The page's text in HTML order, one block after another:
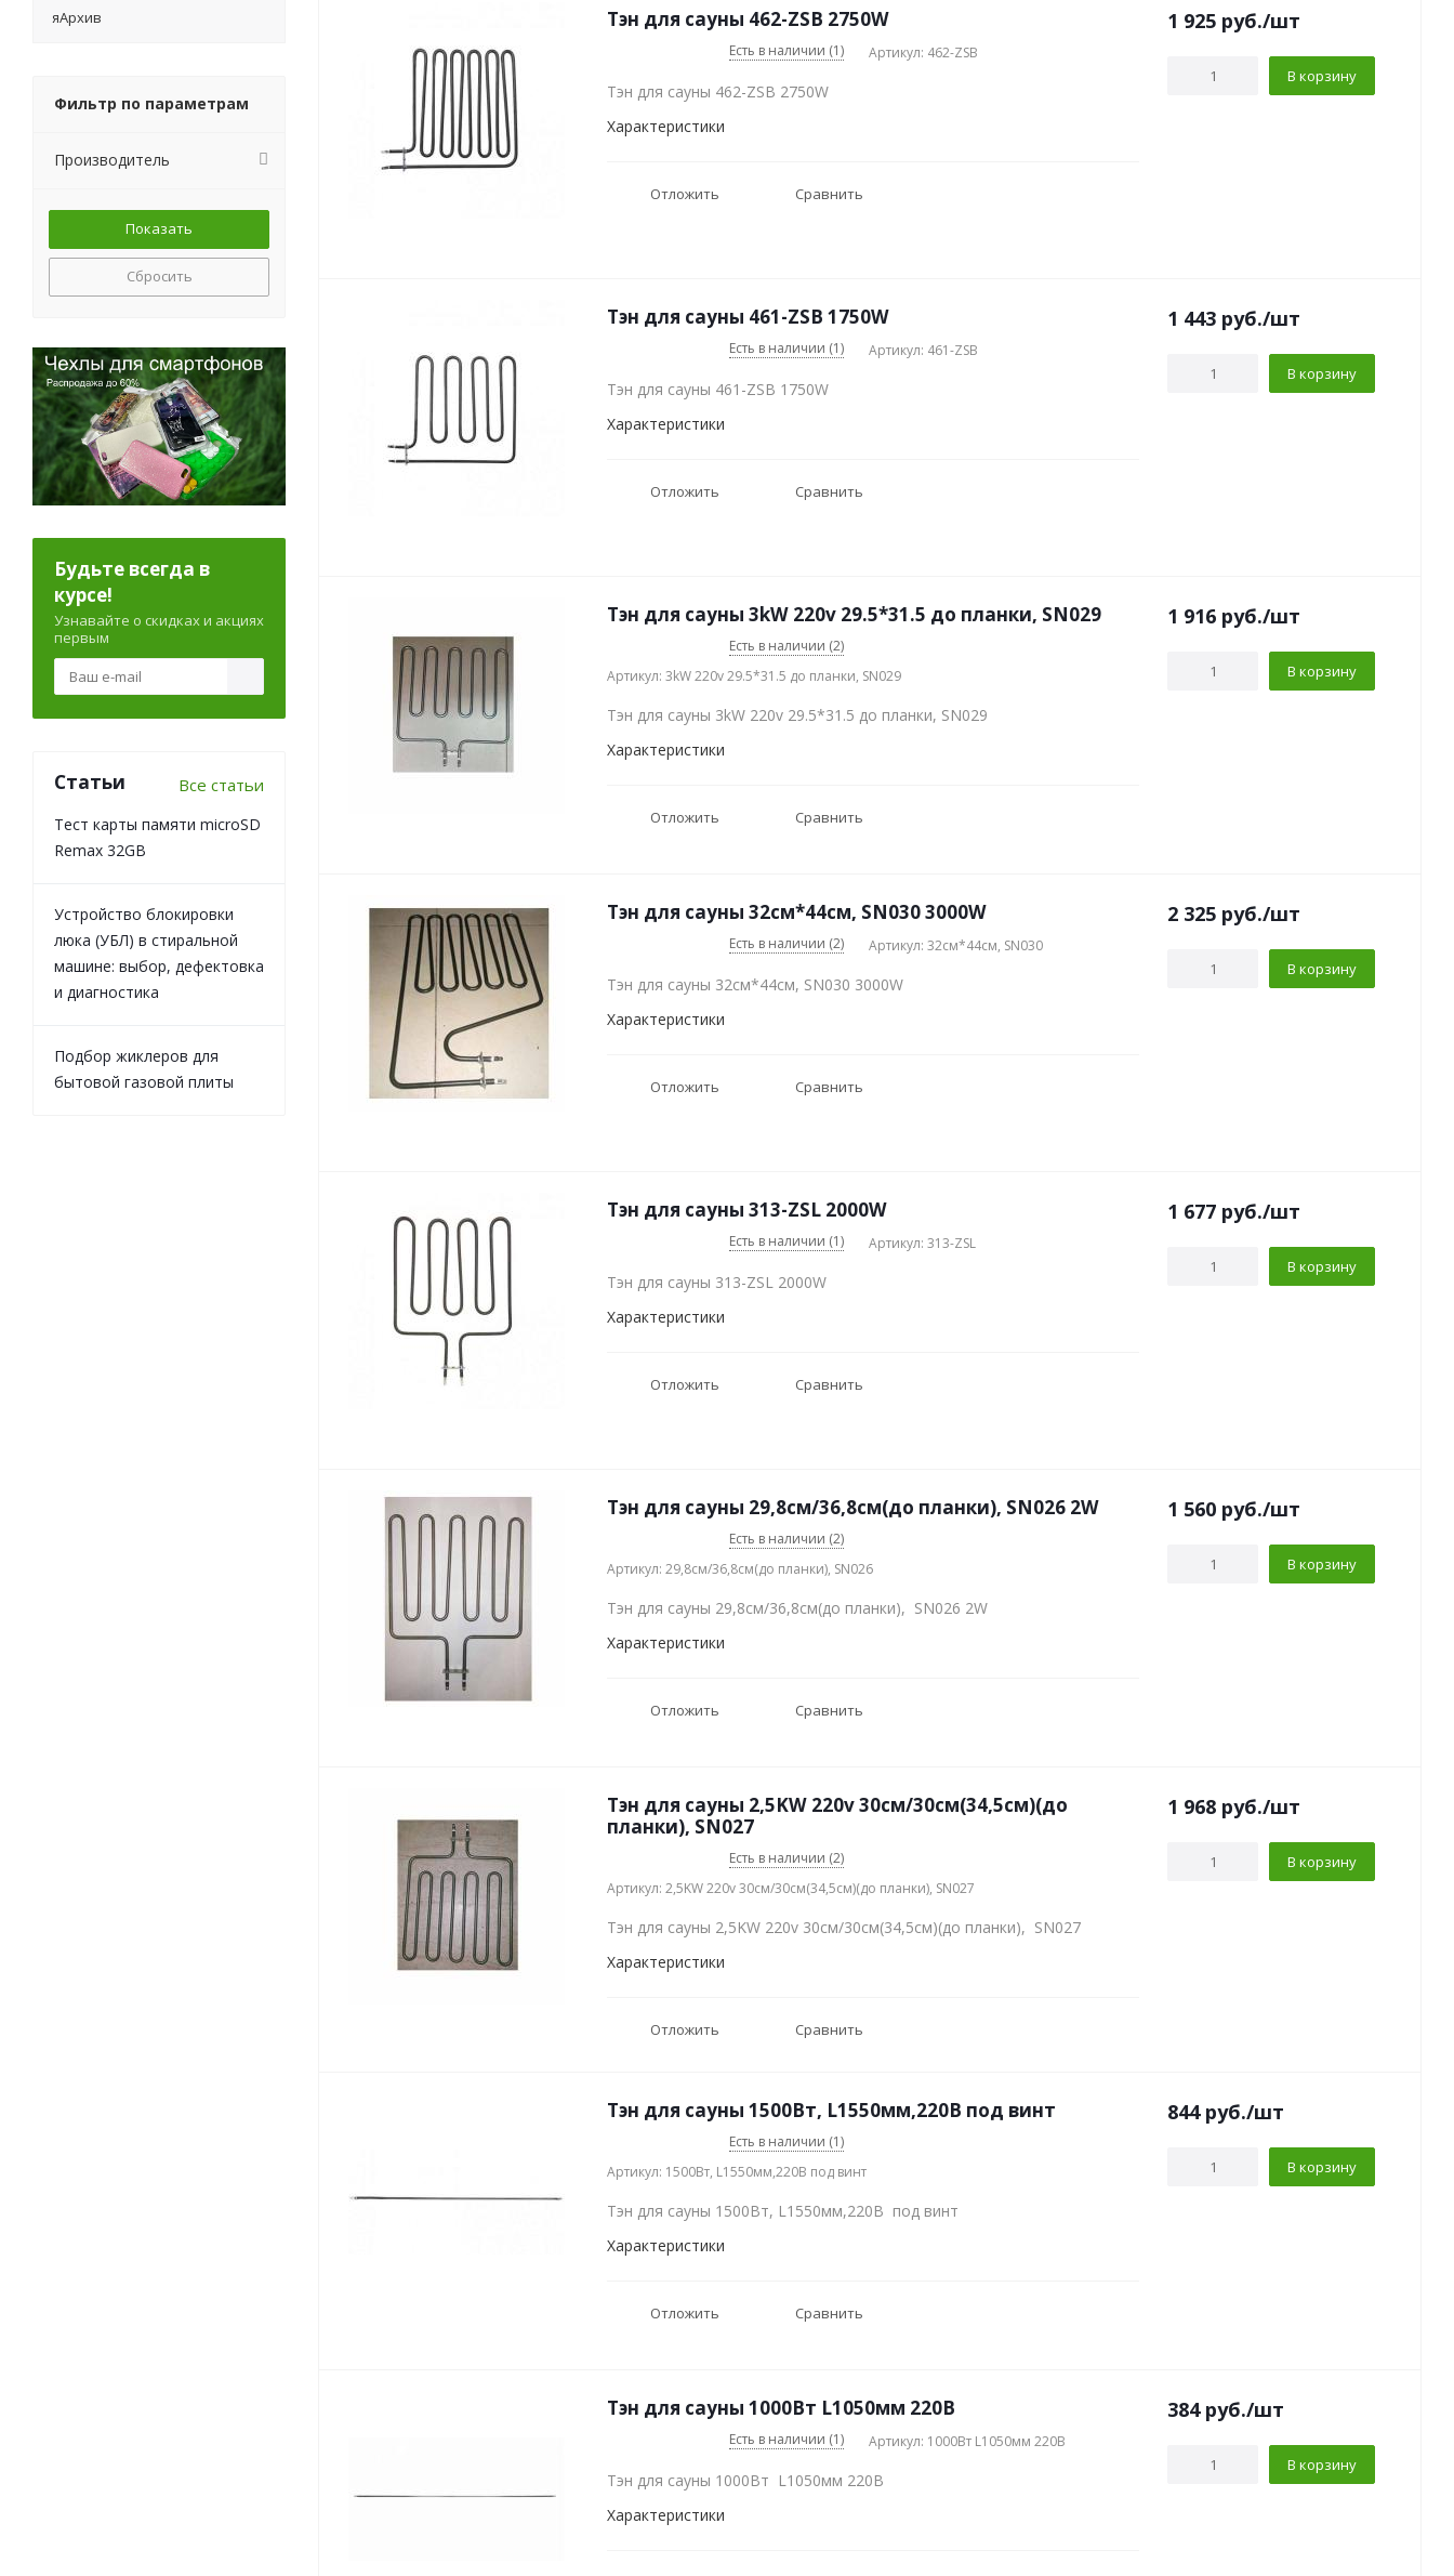
Тэн для сауны 462-ZSB 2750W
Есть в наличии (1) Артикул: 462-ZSB
Тэн для сауны 462-ZSB 2750W
Характеристики
Отложить Сравнить
1 925 руб./шт
В корзину
Тэн для сауны 461-ZSB 1750W
Есть в наличии (1) Артикул: 461-ZSB
Тэн для сауны 461-ZSB 1750W
Характеристики
Отложить Сравнить
1 443 руб./шт
В корзину
Тэн для сауны 3kW 220v 29.5*31.5 до планки, SN029
Есть в наличии (2)
Артикул: 3kW 220v 29.5*31.5 до планки, SN029
Тэн для сауны 3kW 220v 29.5*31.5 до планки, SN029
Характеристики
Отложить Сравнить
1 916 руб./шт
В корзину
Тэн для сауны 32см*44см, SN030 3000W
Есть в наличии (2) Артикул: 32см*44см, SN030
Тэн для сауны 32см*44см, SN030 3000W
Характеристики
Отложить Сравнить
2 325 руб./шт
В корзину
Тэн для сауны 313-ZSL 2000W
Есть в наличии (1) Артикул: 313-ZSL
Тэн для сауны 313-ZSL 2000W
Характеристики
Отложить Сравнить
1 677 руб./шт
В корзину
Тэн для сауны 29,8см/36,8см(до планки), SN026 2W
Есть в наличии (2)
Артикул: 29,8см/36,8см(до планки), SN026
Тэн для сауны 29,8см/36,8см(до планки), SN026 2W
Характеристики
Отложить Сравнить
1 560 руб./шт
В корзину
Тэн для сауны 2,5KW 220v 30см/30см(34,5см)(до
планки), SN027
Есть в наличии (2)
Артикул: 2,5KW 220v 30см/30см(34,5см)(до планки), SN027
Тэн для сауны 2,5KW 220v 30см/30см(34,5см)(до планки), SN027
Характеристики
Отложить Сравнить
1 968 руб./шт
В корзину
Тэн для сауны 1500Вт, L1550мм,220В под винт
Есть в наличии (1)
Артикул: 1500Вт, L1550мм,220В под винт
Тэн для сауны 1500Вт, L1550мм,220В под винт
Характеристики
Отложить Сравнить
844руб./шт
В корзину
Тэн для сауны 1000Вт L1050мм 220В
Есть в наличии (1) Артикул: 1000Вт L1050мм 220В
Тэн для сауны 1000Вт L1050мм 220В
Характеристики
384руб./шт
В корзину
яАрхив
Фильтр по параметрам
Производитель
Сбросить
Будьте всегда в
курсе!
Узнавайте о скидках и акциях
первым
Статьи Все статьи
Тест карты памяти microSD
Remax 32GB
Устройство блокировки
люка (УБЛ) в стиральной
машине: выбор, дефектовка
и диагностика
Подбор жиклеров для
бытовой газовой плиты